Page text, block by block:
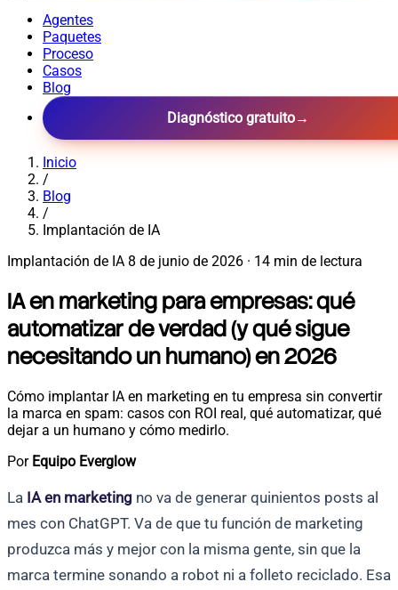
Agentes
Paquetes
Proceso
Casos
Blog
Diagnóstico gratuito→
Inicio
/
Blog
/
Implantación de IA
Implantación de IA 8 de junio de 2026 · 14 min de lectura
IA en marketing para empresas: qué
automatizar de verdad (y qué sigue
necesitando un humano) en 2026
Cómo implantar IA en marketing en tu empresa sin convertir
la marca en spam: casos con ROI real, qué automatizar, qué
dejar a un humano y cómo medirlo.
Por Equipo Everglow
La IA en marketing no va de generar quinientos posts al
mes con ChatGPT. Va de que tu función de marketing
produzca más y mejor con la misma gente, sin que la
marca termine sonando a robot ni a folleto reciclado. Esa